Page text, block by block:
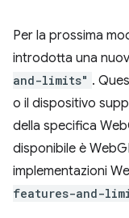
Per la prossima
introdotta una
and-limits" .
o il dispositivo
della specifica
disponibile è
implementazioni
features-and-